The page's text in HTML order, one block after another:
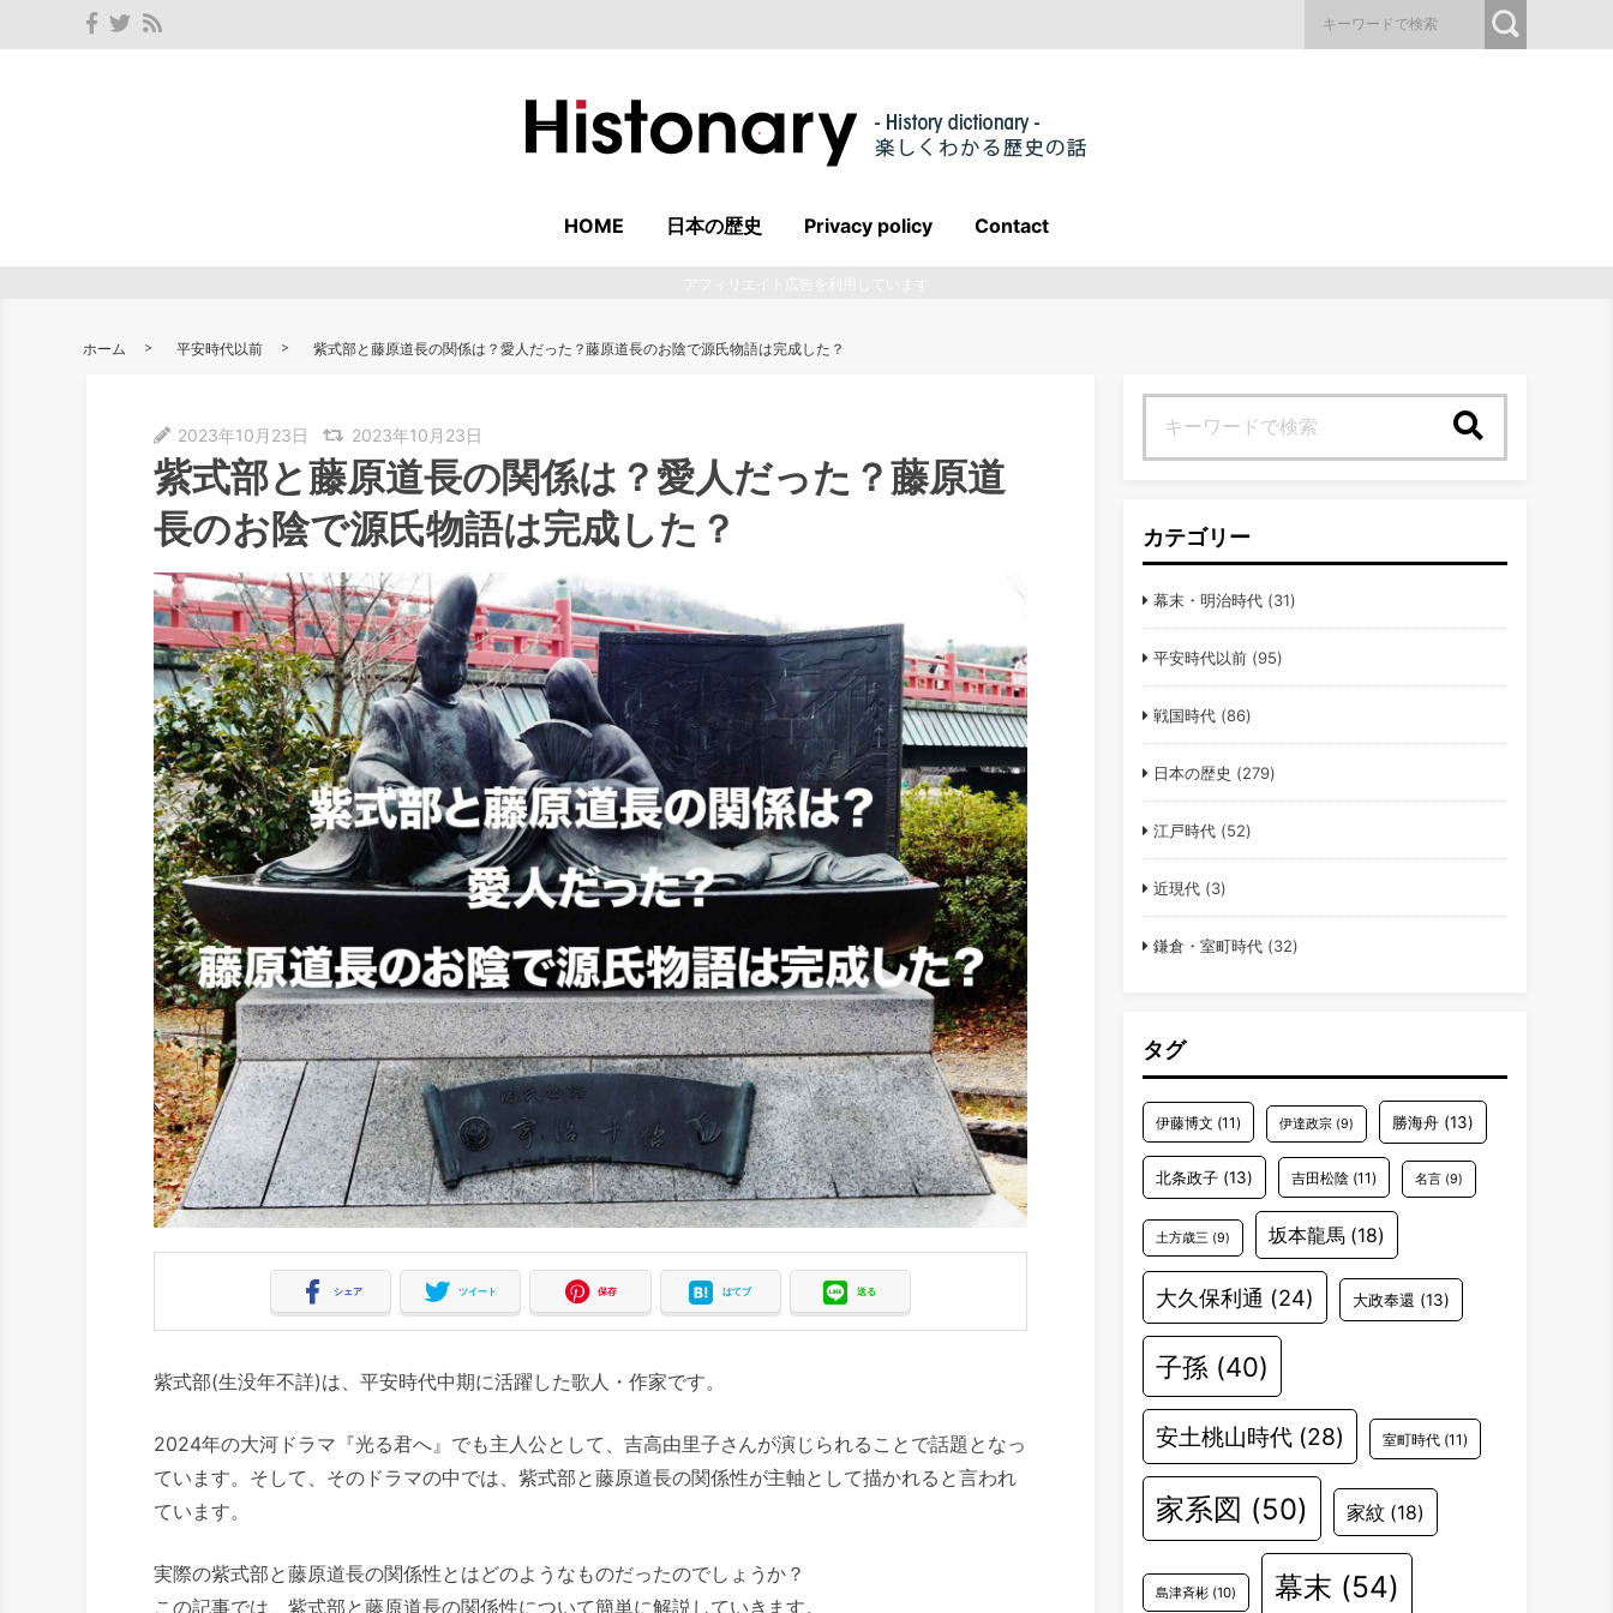
HOME 日本の歴史 Privacy policy Contact
ホーム 平安時代以前 紫式部と藤原道長の関係は？愛人だった？藤原道長のお陰で源氏物語は完成した？
2023年10月23日 2023年10月23日
紫式部と藤原道長の関係は？愛人だった？藤原道
長のお陰で源氏物語は完成した？
シェア ツイート 保存 はてブ 送る
紫式部(生没年不詳)は、平安時代中期に活躍した歌人・作家です。
2024年の大河ドラマ『光る君へ』でも主人公として、吉高由里子さんが演じられることで話題となっ
ています。そして、そのドラマの中では、紫式部と藤原道長の関係性が主軸として描かれると言われ
ています。
実際の紫式部と藤原道長の関係性とはどのようなものだったのでしょうか？
この記事では、紫式部と藤原道長の関係性について簡単に解説していきます。
カテゴリー
幕末・明治時代(31)
平安時代以前(95)
戦国時代(86)
日本の歴史 (279)
江戸時代(52)
近現代(3)
鎌倉・室町時代(32)
タグ
伊藤博文 (11) 伊達政宗(9) 勝海舟(13)
北条政子(13) 吉田松陰(11) 名言(9)
土方歳三 (9) 坂本龍馬(18)
大久保利通 (24) 大政奉還 (13)
子孫 (40)
安土桃山時代(28) 室町時代(11)
家系図 (50) 家紋(18)
島津斉彬(10) 幕末 (54)